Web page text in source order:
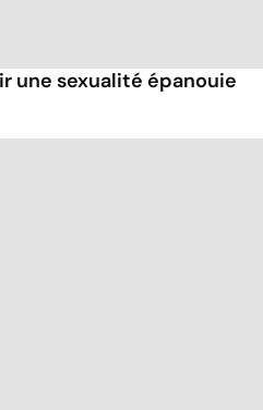
une sexualité épanouie